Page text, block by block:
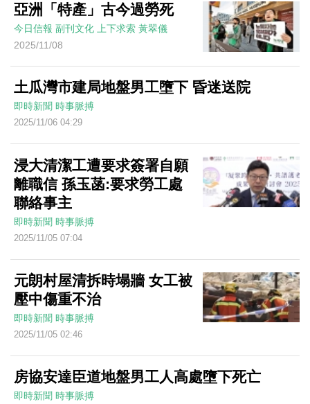
亞洲「特產」古今過勞死
今日信報 副刊文化 上下求索 黃翠儀
2025/11/08
土瓜灣市建局地盤男工墮下 昏迷送院
即時新聞 時事脈搏
2025/11/06 04:29
浸大清潔工遭要求簽署自願
離職信 孫玉菡:要求勞工處
聯絡事主
即時新聞 時事脈搏
2025/11/05 07:04
元朗村屋清拆時塌牆 女工被
壓中傷重不治
即時新聞 時事脈搏
2025/11/05 02:46
房協安達臣道地盤男工人高處墮下死亡
即時新聞 時事脈搏